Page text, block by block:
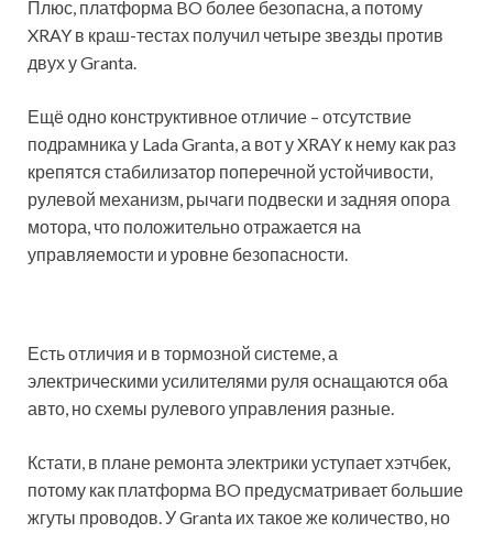
Плюс, платформа BO более безопасна, а потому
XRAY в краш-тестах получил четыре звезды против
двух у Granta.
Ещё одно конструктивное отличие – отсутствие
подрамника у Lada Granta, а вот у XRAY к нему как раз
крепятся стабилизатор поперечной устойчивости,
рулевой механизм, рычаги подвески и задняя опора
мотора, что положительно отражается на
управляемости и уровне безопасности.
Есть отличия и в тормозной системе, а
электрическими усилителями руля оснащаются оба
авто, но схемы рулевого управления разные.
Кстати, в плане ремонта электрики уступает хэтчбек,
потому как платформа BO предусматривает большие
жгуты проводов. У Granta их такое же количество, но